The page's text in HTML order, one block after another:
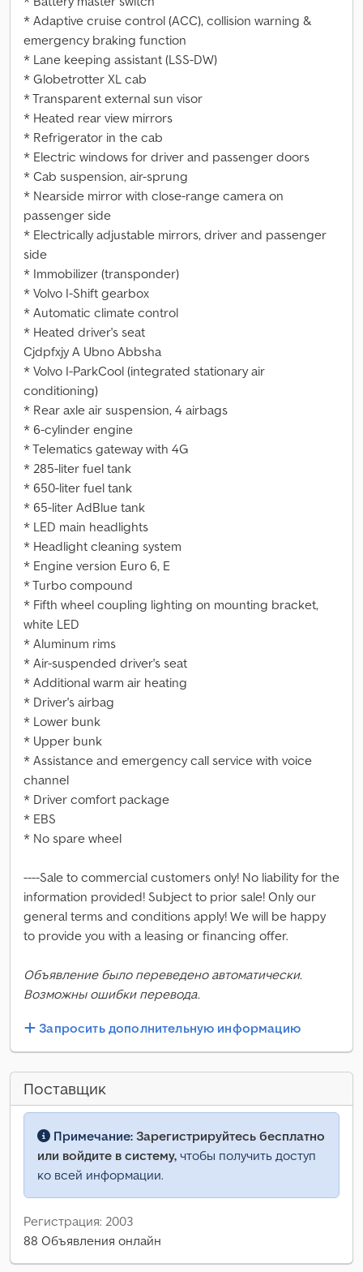
* Adaptive cruise control (ACC), collision warning &
emergency braking function
* Lane keeping assistant (LSS-DW)
* Globetrotter XL cab
* Transparent external sun visor
* Heated rear view mirrors
* Refrigerator in the cab
* Electric windows for driver and passenger doors
* Cab suspension, air-sprung
* Nearside mirror with close-range camera on
passenger side
* Electrically adjustable mirrors, driver and passenger
side
* Immobilizer (transponder)
* Volvo I-Shift gearbox
* Automatic climate control
* Heated driver's seat
Cjdpfxjy A Ubno Abbsha
* Volvo I-ParkCool (integrated stationary air
conditioning)
* Rear axle air suspension, 4 airbags
* 6-cylinder engine
* Telematics gateway with 4G
* 285-liter fuel tank
* 650-liter fuel tank
* 65-liter AdBlue tank
* LED main headlights
* Headlight cleaning system
* Engine version Euro 6, E
* Turbo compound
* Fifth wheel coupling lighting on mounting bracket,
white LED
* Aluminum rims
* Air-suspended driver's seat
* Additional warm air heating
* Driver's airbag
* Lower bunk
* Upper bunk
* Assistance and emergency call service with voice
channel
* Driver comfort package
* EBS
* No spare wheel
----Sale to commercial customers only! No liability for the
information provided! Subject to prior sale! Only our
general terms and conditions apply! We will be happy
to provide you with a leasing or financing offer.
Объявление было переведено автоматически.
Возможны ошибки перевода.
Запросить дополнительную информацию
Поставщик
Примечание: Зарегистрируйтесь бесплатно
или войдите в систему, чтобы получить доступ
ко всей информации.
Регистрация: 2003
88 Объявления онлайн